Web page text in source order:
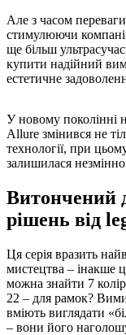
Але з часом
стимулюючи
ще більш
купити надійний
естетичне
У новому поколінні
Allure змінився не
технології, при
залишилася
Витончений
рішень від
Ця серія вразить
мистецтва – інакше
можна знайти 7
22 – для рамок?
вміють виглядати
– вони його